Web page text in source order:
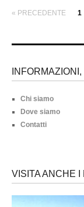
« PRECEDENTE 1
Chi siamo
Dove siamo
Contatti
VISITA ANCHE I